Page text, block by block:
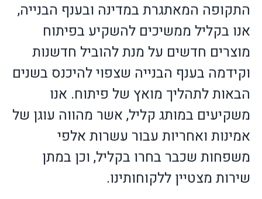
התקופה המאתגרת במדינה ובענף הבנייה,
אנו בקליל ממשיכים להשקיע בפיתוח
מוצרים חדשים על מנת להוביל חדשנות
וקידמה בענף הבנייה שצפוי להיכנס בשנים
הבאות לתהליך מואץ של פיתוח. אנו
משקיעים במותג קליל, אשר מהווה עוגן של
אמינות ואחריות עבור עשרות אלפי
משפחות שכבר בחרו בקליל, וכן במתן
שירות מצטיין ללקוחותינו.